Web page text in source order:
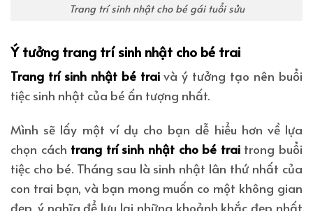
Trang trí sinh nhật cho bé gái tuổi sửu
Ý tưởng trang trí sinh nhật cho bé trai
Trang trí sinh nhật bé traivà ý tưởng tạo nên buổi
tiệc sinh nhật của bé ấn tượng nhất.
Mình sẽ lấy một ví dụ cho bạn dễ hiểu hơn về lựa
chọn cách trang trí sinh nhật cho bé traitrong buổi
tiệc cho bé. Tháng sau là sinh nhật lân thứ nhất của
con trai bạn, và bạn mong muốn co một không gian
đẹp, ý nghĩa để lưu lại những khoảnh khắc đẹp nhất